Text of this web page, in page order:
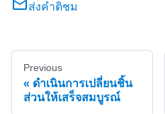
ส่งคำติชม
Previous
ดำเนินการเปลี่ยนชิ้น
ส่วนให้เสร็จสมบูรณ์